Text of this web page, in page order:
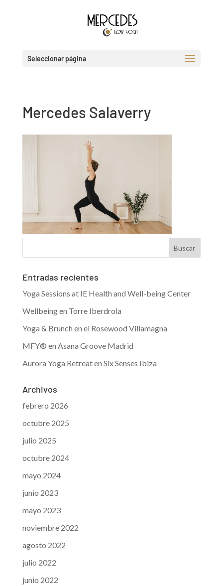
Seleccionar página
Mercedes Salaverry
Entradas recientes
Yoga Sessions at IE Health and Well-being Center
Wellbeing en Torre Iberdrola
Yoga & Brunch en el Rosewood Villamagna
MFY® en Asana Groove Madrid
Aurora Yoga Retreat en Six Senses Ibiza
Archivos
febrero 2026
octubre 2025
julio 2025
octubre 2024
mayo 2024
junio 2023
mayo 2023
noviembre 2022
agosto 2022
julio 2022
junio 2022